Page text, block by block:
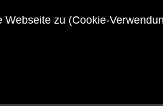
zu (Cookie-